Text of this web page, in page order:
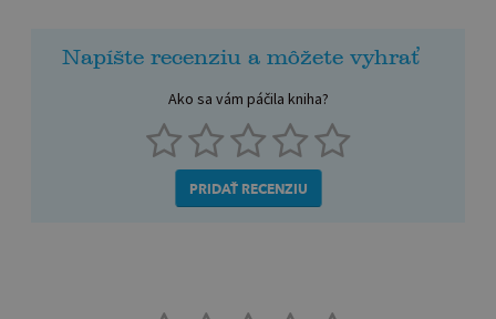
Napíšte recenziu a môžete vyhrať
Ako sa vám páčila kniha?
PRIDAŤ RECENZIU